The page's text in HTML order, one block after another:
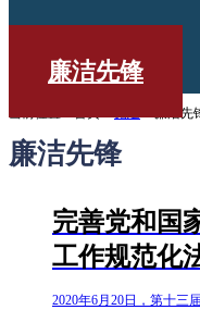
廉洁先锋
> 廉洁先
廉洁先锋
完善党和国
工作规范化
2020年6月20日，第十三